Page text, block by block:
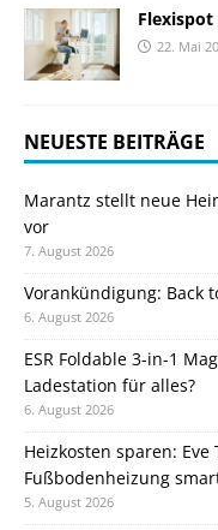
Flexispot
22. Mai
NEUESTE BEITRÄGE
Marantz stellt neue
vor
7. August 2026
Vorankündigung: Back
6. August 2026
ESR Foldable 3-in-1
Ladestation für alles?
6. August 2026
Heizkosten sparen:
Fußbodenheizung
5. August 2026